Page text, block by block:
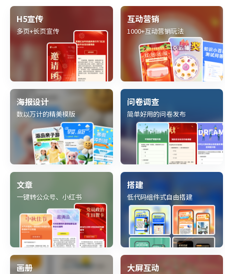
H5宣传
多页+长页宣传
互动营销
1000+互动营销玩法
海报设计
数以万计的精美模版
问卷调查
简单好用的问卷发布
文章
一键转公众号、小红书
搭建
低代码组件式自由搭建
画册 大屏互动